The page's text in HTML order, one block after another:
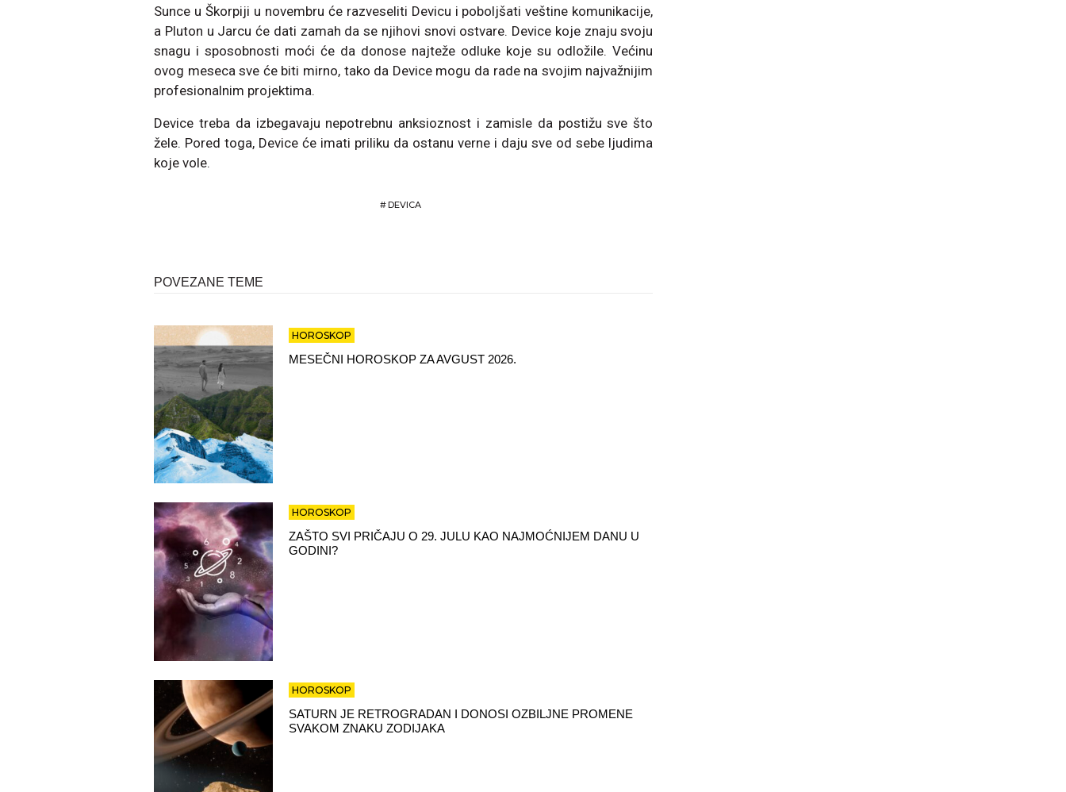
Sunce u Škorpiji u novembru će razveseliti Devicu i poboljšati veštine komunikacije,
a Pluton u Jarcu će dati zamah da se njihovi snovi ostvare. Device koje znaju svoju
snagu i sposobnosti moći će da donose najteže odluke koje su odložile. Većinu
ovog meseca sve će biti mirno, tako da Device mogu da rade na svojim najvažnijim
profesionalnim projektima.
Device treba da izbegavaju nepotrebnu anksioznost i zamisle da postižu sve što
žele. Pored toga, Device će imati priliku da ostanu verne i daju sve od sebe ljudima
koje vole.
#DEVICA
POVEZANE TEME
HOROSKOP
MESEČNI HOROSKOP ZA AVGUST 2026.
HOROSKOP
ZAŠTO SVI PRIČAJU O 29. JULU KAO NAJMOĆNIJEM DANU U
GODINI?
HOROSKOP
SATURN JE RETROGRADAN I DONOSI OZBILJNE PROMENE
SVAKOM ZNAKU ZODIJAKA